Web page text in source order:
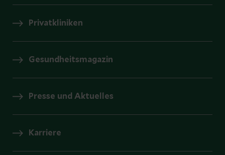
Privatkliniken
Gesundheitsmagazin
Presse und Aktuelles
Karriere